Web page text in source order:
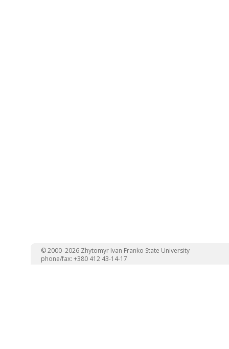
© 2000–2026 Zhytomyr Ivan Franko State University
phone/fax: +380 412 43-14-17